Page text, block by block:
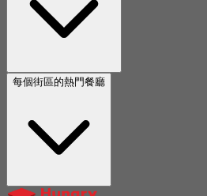
每個街區的熱門餐廳